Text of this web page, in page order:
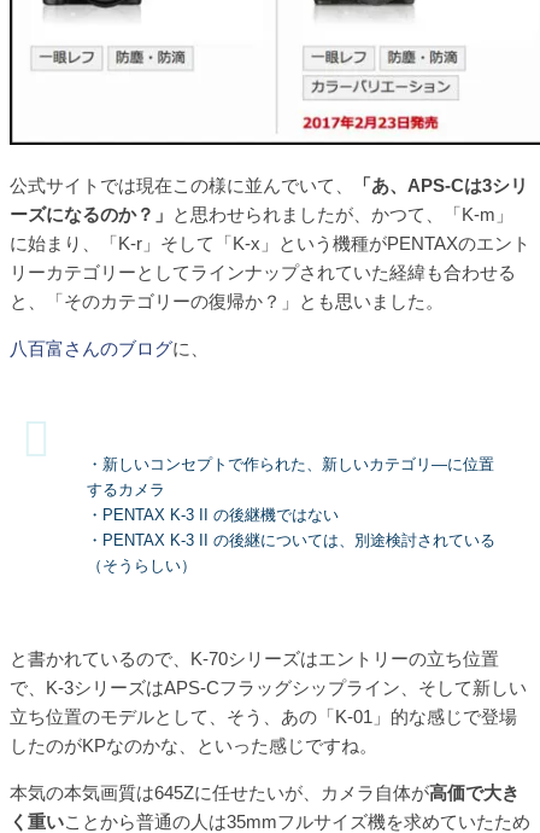
公式サイトでは現在この様に並んでいて、
「あ、APS-Cは3シリ
ーズになるのか？」 と思わせられましたが、かつて、「K-m」
に始まり、「K-r」そして「K-x」という機種がPENTAXのエント
リーカテゴリーとしてラインナップされていた経緯も合わせる
と、「そのカテゴリーの復帰か？」とも思いました。
八百富さんのブログに、
・新しいコンセプトで作られた、新しいカテゴリ―に位置
するカメラ
・PENTAX K-3 II の後継機ではない
・PENTAX K-3 II の後継については、別途検討されている
（そうらしい）
と書かれているので、K-70シリーズはエントリーの立ち位置
で、K-3シリーズはAPS-Cフラッグシップライン、そして新しい
立ち位置のモデルとして、そう、あの「K-01」的な感じで登場
したのがKPなのかな、といった感じですね。
本気の本気画質は645Zに任せたいが、カメラ自体が高価で大き
く重いことから普通の人は35mmフルサイズ機を求めていたため